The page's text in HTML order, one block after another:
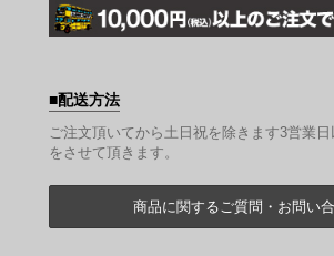
配送方法
ご注文頂いてから土日祝を除きます3営業
をさせて頂きます。
商品に関するご質問・お問い